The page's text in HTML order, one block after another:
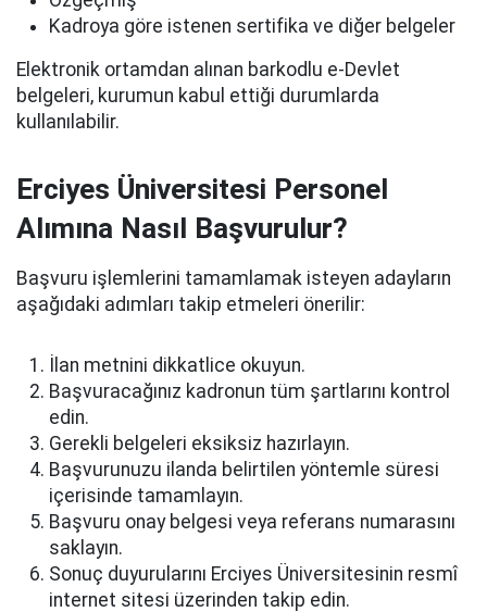
Kadroya göre istenen sertifika ve diğer belgeler
Elektronik ortamdan alınan barkodlu e-Devlet
belgeleri, kurumun kabul ettiği durumlarda
kullanılabilir.
Erciyes Üniversitesi Personel
Alımına Nasıl Başvurulur?
Başvuru işlemlerini tamamlamak isteyen adayların
aşağıdaki adımları takip etmeleri önerilir:
İlan metnini dikkatlice okuyun.
Başvuracağınız kadronun tüm şartlarını kontrol
edin.
Gerekli belgeleri eksiksiz hazırlayın.
Başvurunuzu ilanda belirtilen yöntemle süresi
içerisinde tamamlayın.
Başvuru onay belgesi veya referans numarasını
saklayın.
Sonuç duyurularını Erciyes Üniversitesinin resmî
internet sitesi üzerinden takip edin.